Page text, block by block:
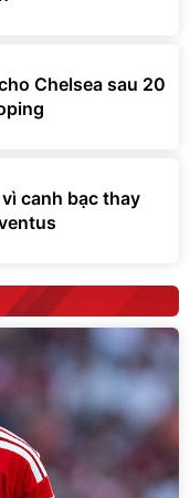
Chelsea sau 20
canh bạc thay